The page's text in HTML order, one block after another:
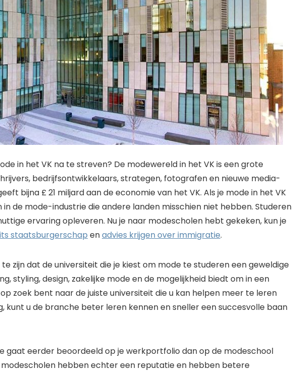
in het VK na te streven? De modewereld in het VK is een grote
bedrijfsontwikkelaars, strategen, fotografen en nieuwe media-
bijna £ 21 miljard aan de economie van het VK. Als je mode in het VK
in de mode-industrie die andere landen misschien niet hebben. Studeren
ervaring opleveren. Nu je naar modescholen hebt gekeken, kun je
staatsburgerschap enadvies krijgen over immigratie.
zijn dat de universiteit die je kiest om mode te studeren een geweldige
styling, design, zakelijke mode en de mogelijkheid biedt om in een
zoek bent naar de juiste universiteit die u kan helpen meer te leren
kunt u de branche beter leren kennen en sneller een succesvolle baan
gaat eerder beoordeeld op je werkportfolio dan op de modeschool
hebben echter een reputatie en hebben betere